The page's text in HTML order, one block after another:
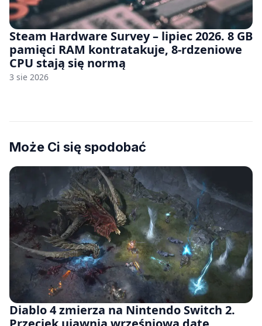
Steam Hardware Survey – lipiec 2026. 8 GB
pamięci RAM kontratakuje, 8-rdzeniowe
CPU stają się normą
3 sie 2026
Może Ci się spodobać
Diablo 4 zmierza na Nintendo Switch 2.